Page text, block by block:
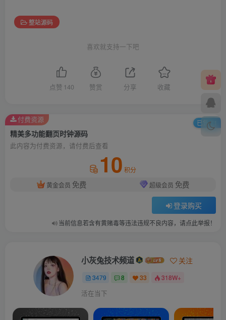
整站源码
喜欢就支持一下吧
点赞 140 赞赏 分享 收藏
精美多功能翻页时钟源码
此内容为付费资源，请付费后查看
10 积分
黄金会员 免费 超级会员 免费
登录购买
当前信息若含有黄赌毒等违法违规不良内容，请点此举报！
付费资源 已售 71
小灰兔技术频道 关注
3479 8 33 318W+
活在当下